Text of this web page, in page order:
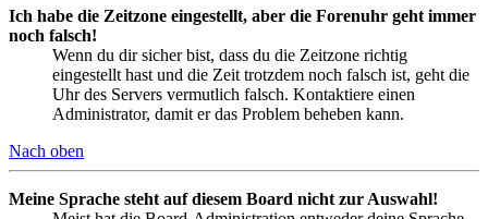
Ich habe die Zeitzone eingestellt, aber die Forenuhr geht immer
noch falsch!
Wenn du dir sicher bist, dass du die Zeitzone richtig
eingestellt hast und die Zeit trotzdem noch falsch ist, geht die
Uhr des Servers vermutlich falsch. Kontaktiere einen
Administrator, damit er das Problem beheben kann.
Nach oben
Meine Sprache steht auf diesem Board nicht zur Auswahl!